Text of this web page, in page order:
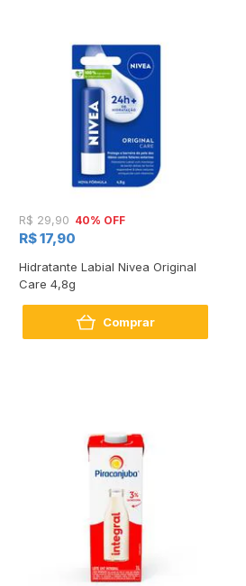
R$ 29,90 40% OFF
R$ 17,90
Hidratante Labial Nivea Original
Care 4,8g
Comprar